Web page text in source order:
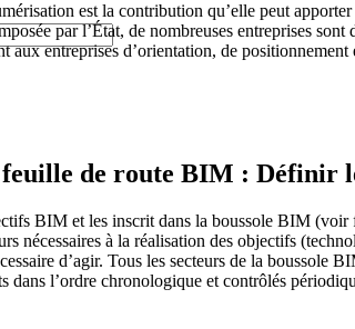
est la contribution qu’elle peut
par l’État, de nombreuses entreprises
aux entreprises d’orientation, de
de route BIM : Définir
BIM et les inscrit dans la boussole BIM
nécessaires à la réalisation des objectifs
d’agir. Tous les secteurs de la
dans l’ordre chronologique et contrôlés